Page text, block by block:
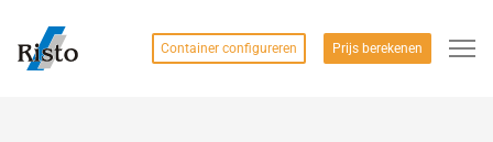
Container configureren Prijs berekenen